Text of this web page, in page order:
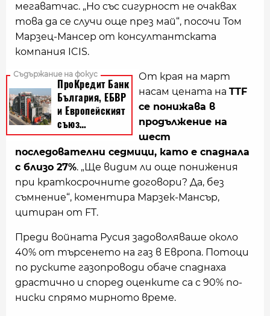
мегаватчас. „Но със сигурност не очаквах
това да се случи още през май“, посочи Том
Марзец-Мансер от консултантската
компания ICIS.
От края на март
насам цената на TTF
се понижава в
продължение на
шест
последователни седмици, като е спаднала
с близо 27%. „Ще видим ли още понижения
при краткосрочните договори? Да, без
съмнение“, коментира Марзек-Мансър,
цитиран от FT.
Преди войната Русия задоволяваше около
40% от търсенето на газ в Европа. Потоци
по руските газопроводи обаче спаднаха
драстично и според оценките са с 90% по-
ниски спрямо мирното време.